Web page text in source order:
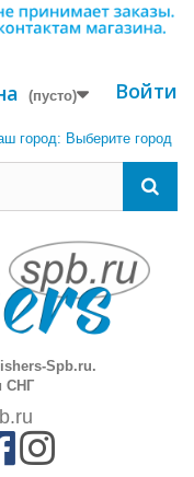
Войти
(пусто)
город: Выберите город
Spb.ru.
СНГ